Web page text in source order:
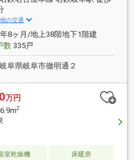
が出にくくなります。・ペッ
迄、飼育細則による制限有）
の交通
8ヶ月/地上38階地下1階建
数335戸
岐阜県岐阜市徹明通２
万円
2
室乾燥機 床暖房